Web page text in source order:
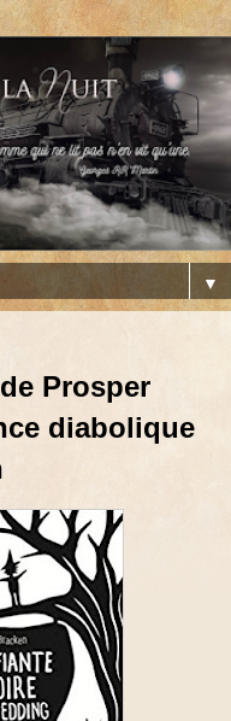
▼
Prosper
diabolique